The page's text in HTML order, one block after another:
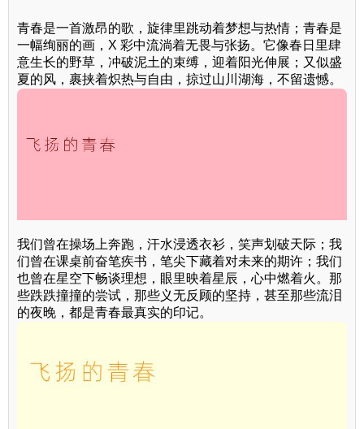
青春是一首激昂的歌，旋律里跳动着梦想与热情；青春是
一幅绚丽的画，X 彩中流淌着无畏与张扬。它像春日里肆
意生长的野草，冲破泥土的束缚，迎着阳光伸展；又似盛
夏的风，裹挟着炽热与自由，掠过山川湖海，不留遗憾。
我们曾在操场上奔跑，汗水浸透衣衫，笑声划破天际；我
们曾在课桌前奋笔疾书，笔尖下藏着对未来的期许；我们
也曾在星空下畅谈理想，眼里映着星辰，心中燃着火。那
些跌跌撞撞的尝试，那些义无反顾的坚持，甚至那些流泪
的夜晚，都是青春最真实的印记。